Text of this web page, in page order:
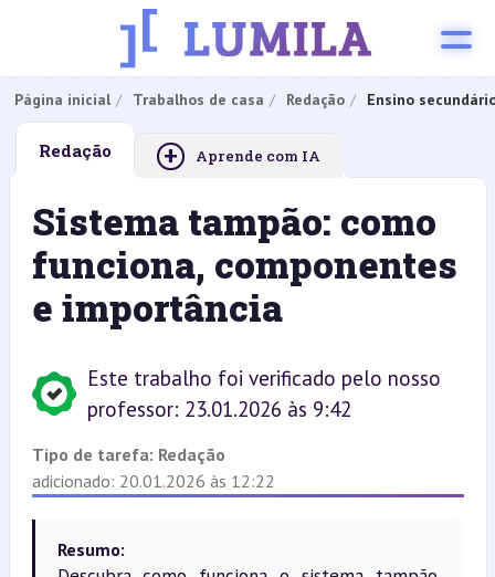
Página inicial Trabalhos de casa Redação Ensino
Redação + Aprende com IA
Sistema tampão: como
funciona, componentes
e importância
Este trabalho foi verificado pelo nosso
professor: 23.01.2026 às 9:42
Tipo de tarefa: Redação
adicionado: 20.01.2026 às 12:22
Resumo: